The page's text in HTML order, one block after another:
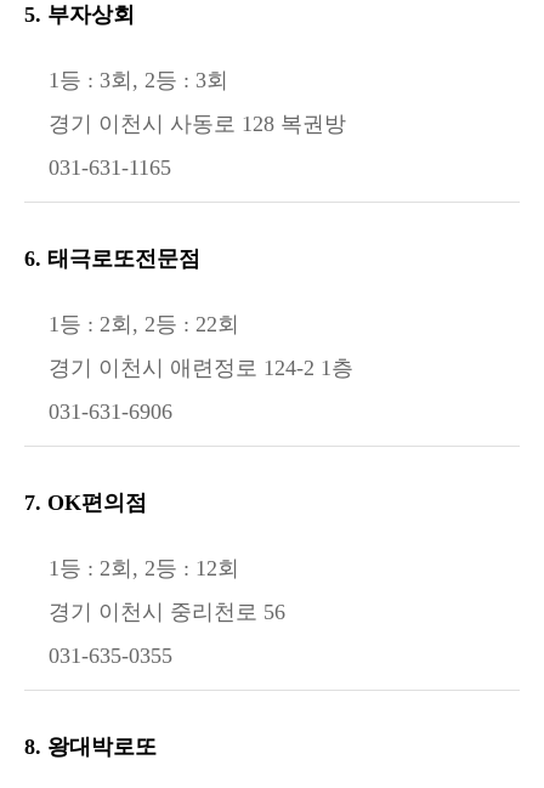
5. 부자상회
1등 : 3회, 2등 : 3회
경기 이천시 사동로 128 복권방
031-631-1165
6. 태극로또전문점
1등 : 2회, 2등 : 22회
경기 이천시 애련정로 124-2 1층
031-631-6906
7. OK편의점
1등 : 2회, 2등 : 12회
경기 이천시 중리천로 56
031-635-0355
8. 왕대박로또